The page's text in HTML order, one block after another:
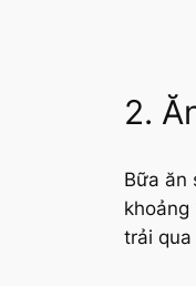
2.
Bữa ăn
trải